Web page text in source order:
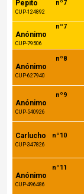
nº7
Pepito
CUP-124892
nº7
Anónimo
CUP-79506
nº8
Anónimo
CUP-627940
nº9
Anónimo
CUP-540926
nº10
Carlucho
CUP-347826
nº11
Anónimo
CUP-496486